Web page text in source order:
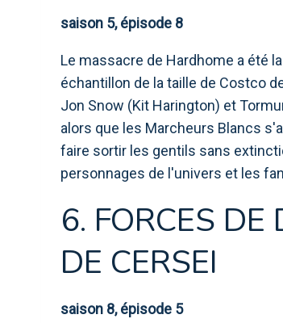
saison 5, épisode 8
Le massacre de Hardhome a été
échantillon de la taille de Costco
Jon Snow (Kit Harington) et
alors que les Marcheurs Blancs
faire sortir les gentils sans
personnages de l'univers et les
6. FORCES DE
DE CERSEI
saison 8, épisode 5